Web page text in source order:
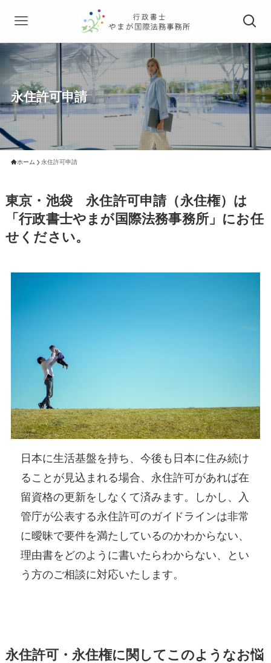
永住許可申請
ホーム 永住許可申請
東京・池袋 永住許可申請（永住権）は
「行政書士やまが国際法務事務所」にお任
せください。
日本に生活基盤を持ち、今後も日本に住み続け
ることが見込まれる場合、永住許可があれば在
留資格の更新をしなくて済みます。しかし、入
管庁が公表する永住許可のガイドラインは非常
に曖昧で要件を満たしているのかわからない、
理由書をどのように書いたらわからない、とい
う方のご相談に対応いたします。
永住許可・永住権に関してこのようなお悩